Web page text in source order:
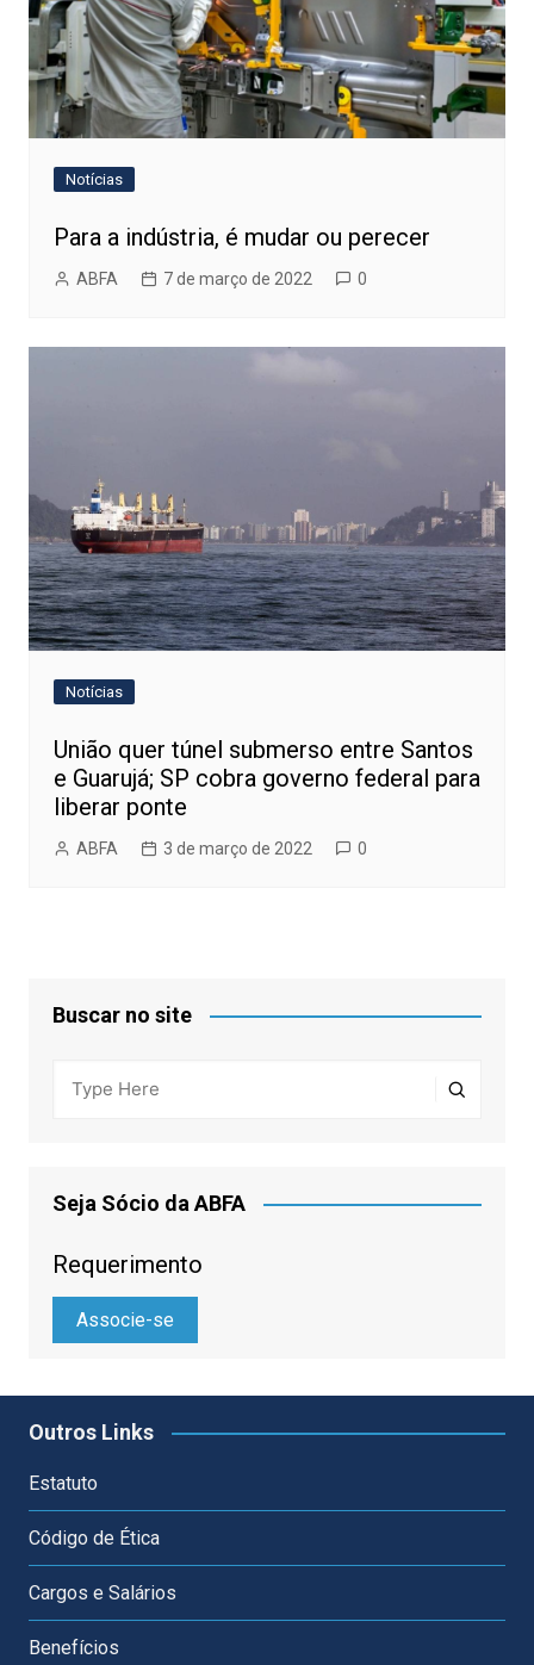
Notícias
Para a indústria, é mudar ou perecer
ABFA 7 de março de 2022 0
Notícias
União quer túnel submerso entre Santos
e Guarujá; SP cobra governo federal para
liberar ponte
ABFA 3 de março de 2022 0
Buscar no site
Seja Sócio da ABFA
Requerimento
Associe-se
Outros Links
Estatuto
Código de Ética
Cargos e Salários
Benefícios